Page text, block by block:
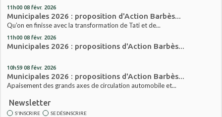
11h00 08 févr. 2026
Municipales 2026 : proposition d'Action Barbès...
Qu’on en finisse avec la transformation de Tati et de...
11h00 08 févr. 2026
Municipales 2026 : propositions d'Action Barbès...
10h59 08 févr. 2026
Municipales 2026 : propositions d'Action Barbès...
Apaisement des grands axes de circulation automobile et...
Newsletter
S'INSCRIRE SE DÉSINSCRIRE